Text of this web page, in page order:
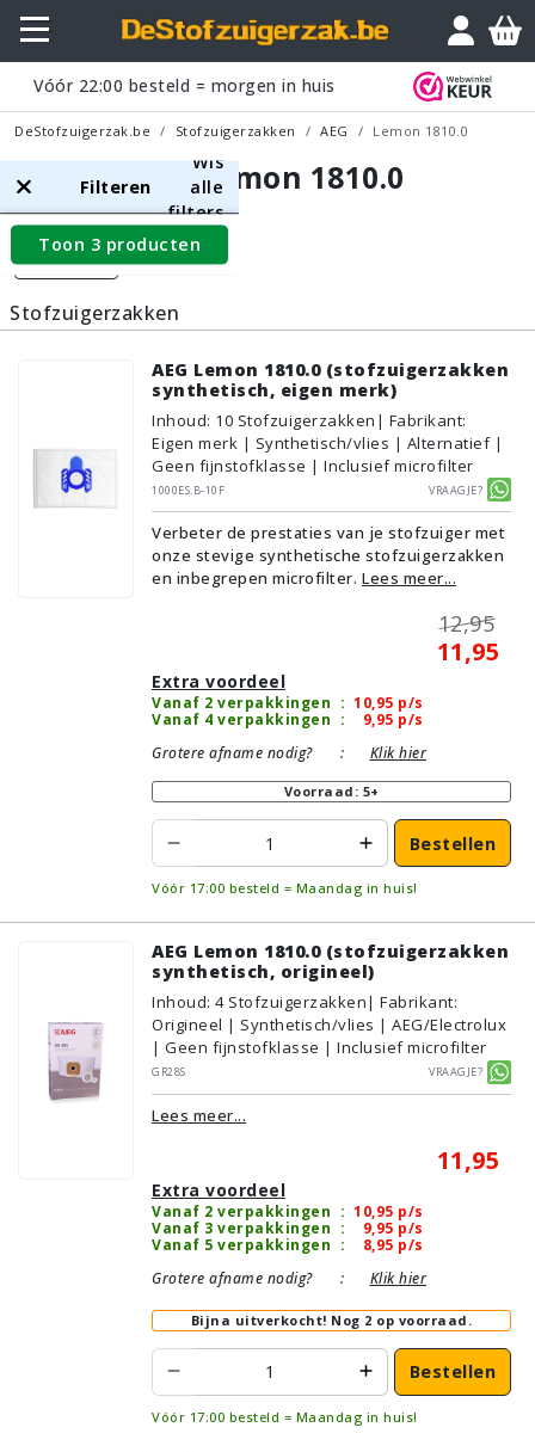
Vóór 22:00 besteld = morgen in huis
DeStofzuigerzak.be Stofzuigerzakken AEG Lemon 1810.0
AEG Lemon 1810.0
Filters
Filteren
Wis
alle
filters
Toon 3 producten
Stofzuigerzakken
AEG Lemon 1810.0 (stofzuigerzakken
synthetisch, eigen merk)
Inhoud: 10 Stofzuigerzakken | Fabrikant:
Eigen merk | Synthetisch/vlies | Alternatief |
Geen fijnstofklasse | Inclusief microfilter
1000ES.B-10F
Vraagje?
Verbeter de prestaties van je stofzuiger met
onze stevige synthetische stofzuigerzakken
en inbegrepen microfilter. Lees meer...
12,95
11,95
Extra voordeel
Vanaf 2 verpakkingen : 10,95 p/s
Vanaf 4 verpakkingen : 9,95 p/s
Grotere afname nodig?
: Klik hier
Voorraad: 5+
Bestellen
Vóór 17:00 besteld = Maandag in huis!
AEG Lemon 1810.0 (stofzuigerzakken
synthetisch, origineel)
Inhoud: 4 Stofzuigerzakken| Fabrikant:
Origineel | Synthetisch/vlies | AEG/Electrolux
| Geen fijnstofklasse | Inclusief microfilter
GR28S
Vraagje?
Lees meer...
11,95
Extra voordeel
Vanaf 2 verpakkingen : 10,95 p/s
Vanaf 3 verpakkingen : 9,95 p/s
Vanaf 5 verpakkingen : 8,95 p/s
Grotere afname nodig?
: Klik hier
Bijna uitverkocht! Nog 2 op voorraad.
Bestellen
Vóór 17:00 besteld = Maandag in huis!